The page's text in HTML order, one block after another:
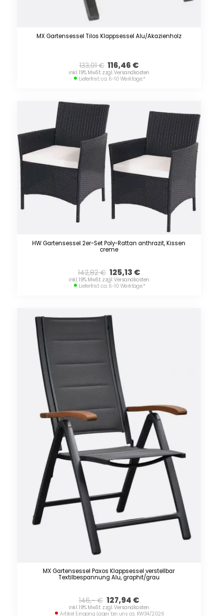
MX Gartensessel Tilos Klappsessel Alu/Akazienholz
133,01€ 116,46 €
inkl. 19% MwSt. zzgl. Versandkosten
Lieferfrist: ca. 6-10 Werktage.*
HW Gartensessel 2er-Set Poly-Rattan anthrazit, Kissen
creme
142,82€ 125,13 €
inkl. 19% MwSt. zzgl. Versandkosten
Lieferfrist: ca. 6-10 Werktage.*
MX Gartensessel Paxos Klappsessel verstellbar
Textilbespannung Alu, graphit/grau
146,-€ 127,94 €
inkl. 19% MwSt. zzgl. Versandkosten
Artikel Eingang Lager bei uns ca. KW34/2026